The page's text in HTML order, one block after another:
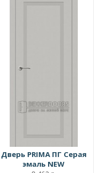
Дверь PRIMA ПГ Серая
эмаль NEW